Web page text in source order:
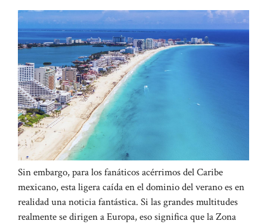
Sin embargo, para los fanáticos acérrimos del Caribe
mexicano, esta ligera caída en el dominio del verano es en
realidad una noticia fantástica. Si las grandes multitudes
realmente se dirigen a Europa, eso significa que la Zona